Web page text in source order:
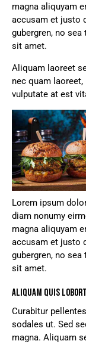
magna aliquyam
accusam et justo
gubergren, no
sit amet.
Aliquam laoreet
nec quam
vulputate at est
Lorem ipsum
diam nonumy
magna aliquyam
accusam et justo
gubergren, no
sit amet.
ALIQUAM QUIS
Curabitur
sodales ut. Sed
magna. Aliquam